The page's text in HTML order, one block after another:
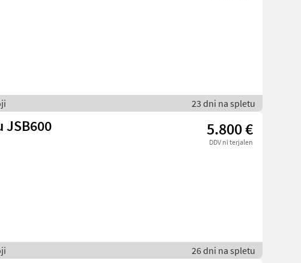
23 dni na spletu
JSB600 5.800 €
DDV ni terjalen
26 dni na spletu